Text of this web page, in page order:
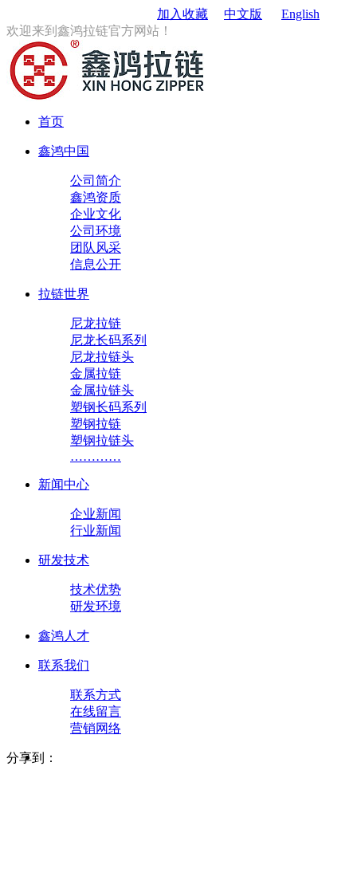
加入收藏 中文版
English
欢迎来到鑫鸿拉链官方网站！
首页
鑫鸿中国
公司简介
鑫鸿资质
企业文化
公司环境
团队风采
信息公开
拉链世界
尼龙拉链
尼龙长码系列
尼龙拉链头
金属拉链
金属拉链头
塑钢长码系列
塑钢拉链
塑钢拉链头
…………
新闻中心
企业新闻
行业新闻
研发技术
技术优势
研发环境
鑫鸿人才
联系我们
联系方式
在线留言
营销网络
分享到：